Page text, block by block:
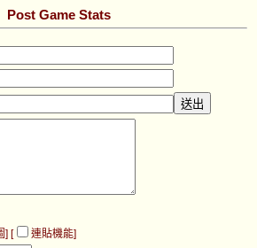
Post Game Stats
] [ 連貼機能]